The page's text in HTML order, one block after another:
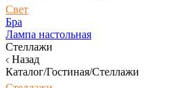
Свет
Бра
Лампа настольная
Стеллажи
Назад
Каталог/Гостиная/Стеллажи